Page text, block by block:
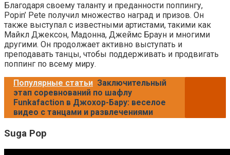
Благодаря своему таланту и преданности поппингу,
Popin’ Pete получил множество наград и призов. Он
также выступал с известными артистами, такими как
Майкл Джексон, Мадонна, Джеймс Браун и многими
другими. Он продолжает активно выступать и
преподавать танцы, чтобы поддерживать и продвигать
поппинг по всему миру.
Популярные статьи Заключительный
этап соревнований по шафлу
Funkafaction в Джохор-Бару: веселое
видео с танцами и развлечениями
Suga Pop